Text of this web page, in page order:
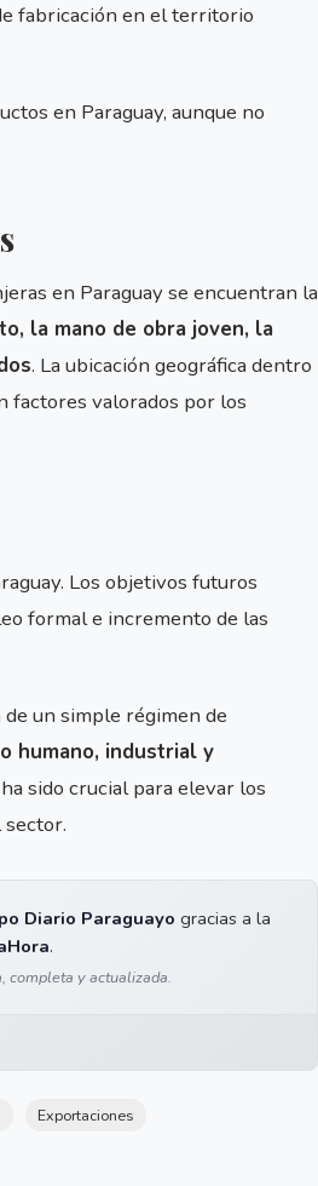
fabricación en el territorio
en Paraguay, aunque no
en Paraguay se encuentran la
la mano de obra joven, la
. La ubicación geográfica dentro
factores valorados por los
Los objetivos futuros
formal e incremento de las
un simple régimen de
humano, industrial y
sido crucial para elevar los
Diario Paraguayo gracias a la
.
completa y actualizada.
Exportaciones